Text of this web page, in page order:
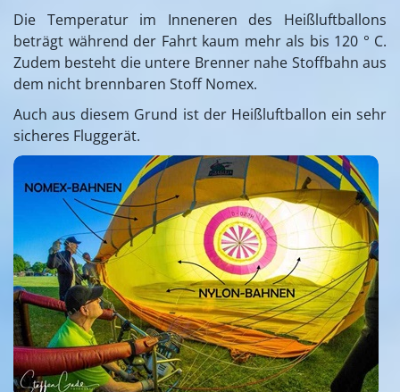
Die Temperatur im Inneneren des Heißluftballons
beträgt während der Fahrt kaum mehr als bis 120 ° C.
Zudem besteht die untere Brenner nahe Stoffbahn aus
dem nicht brennbaren Stoff Nomex.
Auch aus diesem Grund ist der Heißluftballon ein sehr
sicheres Fluggerät.